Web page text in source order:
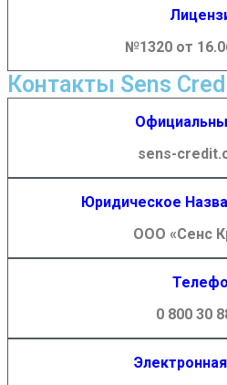
№1320 от
Контакты Sens
sens-
Юридическое
ООО «Сенс
0 800 30